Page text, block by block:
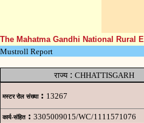
The Mahatma Gandhi National Rural
Mustroll Report
राज्य: CHHATTISGARH
मस्टर रोल संख्या : 13267
कार्य-संहित : 3305009015/WC/1111571076